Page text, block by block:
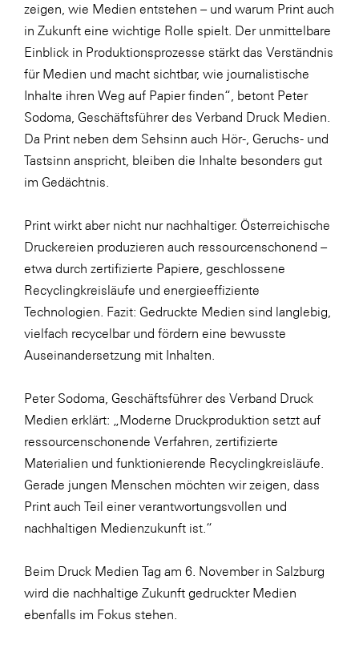
Somfy
Sony DADC
SPIEGLTEC
STIHL Tirol
Trend Micro
TAG GmbH
VALETTA
Verband Druck Medien Österreich
Wirtschaftskammer Salzburg
WKS Fachgruppe Fahrzeughandel und
Fahrzeugtechnik
WKS Fachgruppe Finanzdienstleister
WK UBIT
Media
zeigen, wie Medien entstehen – und warum Print auch
in Zukunft eine wichtige Rolle spielt. Der unmittelbare
Einblick in Produktionsprozesse stärkt das Verständnis
für Medien und macht sichtbar, wie journalistische
Inhalte ihren Weg auf Papier finden“, betont Peter
Sodoma, Geschäftsführer des Verband Druck Medien.
Da Print neben dem Sehsinn auch Hör-, Geruchs- und
Tastsinn anspricht, bleiben die Inhalte besonders gut
im Gedächtnis.
Print wirkt aber nicht nur nachhaltiger. Österreichische
Druckereien produzieren auch ressourcenschonend –
etwa durch zertifizierte Papiere, geschlossene
Recyclingkreisläufe und energieeffiziente
Technologien. Fazit: Gedruckte Medien sind langlebig,
vielfach recycelbar und fördern eine bewusste
Auseinandersetzung mit Inhalten.
Peter Sodoma, Geschäftsführer des Verband Druck
Medien erklärt: „Moderne Druckproduktion setzt auf
ressourcenschonende Verfahren, zertifizierte
Materialien und funktionierende Recyclingkreisläufe.
Gerade jungen Menschen möchten wir zeigen, dass
Print auch Teil einer verantwortungsvollen und
nachhaltigen Medienzukunft ist.“
Beim Druck Medien Tag am 6. November in Salzburg
wird die nachhaltige Zukunft gedruckter Medien
ebenfalls im Fokus stehen.